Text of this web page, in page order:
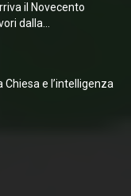
il Novecento
dalla...
e l’intelligenza